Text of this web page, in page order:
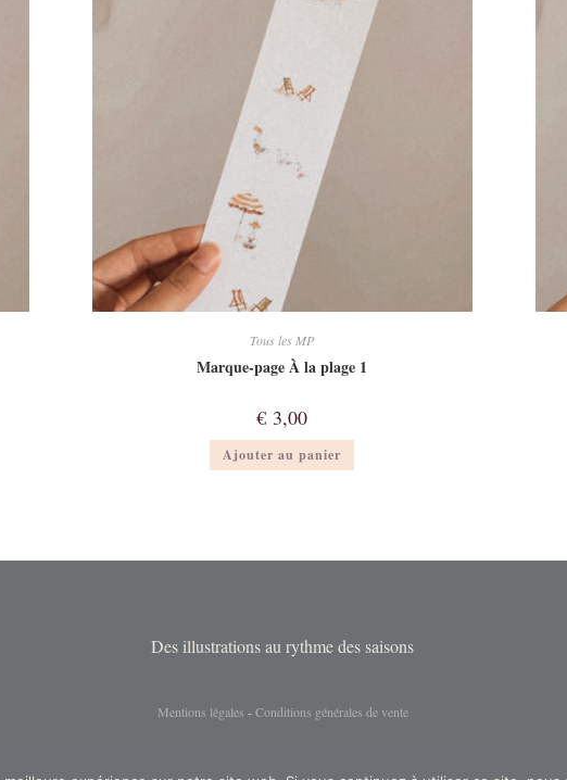
Tous les MP
Marque-page À la plage 1
€ 3,00
Ajouter au panier
Des illustrations au rythme des saisons
Mentions légales -Conditions générales de vente